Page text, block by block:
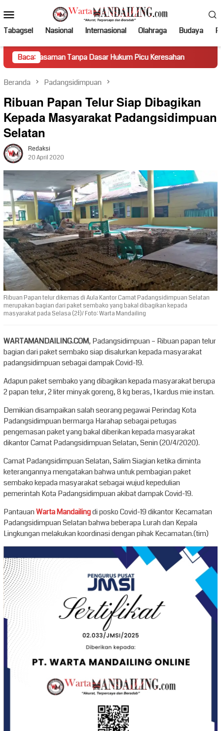
ke
kontenMobile
Tabagsel Nasional Internasional Olahraga Budaya
Baca:
Tanpa Dasar Hukum Picu Keresahan Truk Miring
Beranda Padangsidimpuan
Ribuan Papan Telur Siap Dibagikan
Kepada Masyarakat Padangsidimpuan
Selatan
Redaksi
20 April 2020
Ribuan Papan telur dikemas di Aula Kantor Camat Padangsidimpuan Selatan
merupakan bagian dari paket sembako yang bakal dibagikan kepada
masyarakat pada Selasa (21/4)/ Foto: Warta Mandailing
WARTAMANDAILING.COM, Padangsidimpuan – Ribuan papan telur
bagian dari paket sembako siap disalurkan kepada masyarakat
padangsidimpuan sebagai dampak Covid-19.
Adapun paket sembako yang dibagikan kepada masyarakat berupa
2 papan telur, 2 liter minyak goreng, 8 kg beras, 1 kardus mie instan.
Demikian disampaikan salah seorang pegawai Perindag Kota
Padangsidimpuan bermarga Harahap sebagai petugas
pengemasan paket yang bakal diberikan kepada masyarakat
dikantor Camat Padangsidimpuan Selatan, Senin (20/4/2020).
Camat Padangsidimpuan Selatan, Salim Siagian ketika diminta
keterangannya mengatakan bahwa untuk pembagian paket
sembako kepada masyarakat sebagai wujud kepedulian
pemerintah Kota Padangsidimpuan akibat dampak Covid-19.
PantauanWarta Mandailingdi posko Covid-19 dikantor Kecamatan
Padangsidimpuan Selatan bahwa beberapa Lurah dan Kepala
Lingkungan melakukan koordinasi dengan pihak Kecamatan.(tim)